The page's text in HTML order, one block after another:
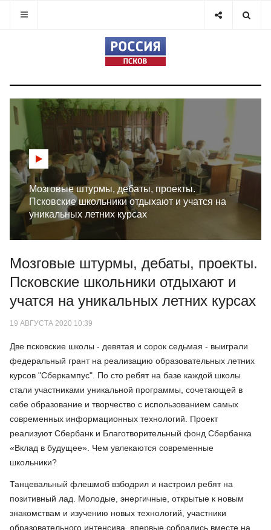
Мозговые штурмы, дебаты, проекты.
Псковские школьники отдыхают и учатся на
уникальных летних курсах
Мозговые штурмы, дебаты, проекты.
Псковские школьники отдыхают и
учатся на уникальных летних курсах
19 АВГУСТА 2020 10:39
Две псковские школы - девятая и сорок седьмая - выиграли
федеральный грант на реализацию образовательных летних
курсов "Сберкампус". По сто ребят на базе каждой школы
стали участниками уникальной программы, сочетающей в
себе образование и творчество с использованием самых
современных информационных технологий. Проект
реализуют Сбербанк и Благотворительный фонд Сбербанка
«Вклад в будущее». Чем увлекаются современные
школьники?
Танцевальный флешмоб взбодрил и настроил ребят на
позитивный лад. Молодые, энергичные, открытые к новым
знакомствам и изучению новых технологий, участники
образовательного интенсива, впервые собрались вместе на